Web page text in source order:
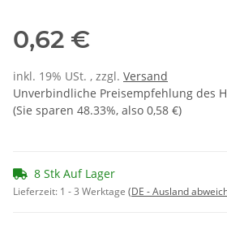
0,62 €
inkl. 19% USt. , zzgl. Versand
Unverbindliche Preisempfehlung des
(Sie sparen 48.33%, also 0,58 €)
8 Stk Auf Lager
Lieferzeit: 1 - 3 Werktage (DE - Ausland